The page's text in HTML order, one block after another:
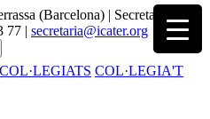
(Barcelona) | Secretaria 93
77 | secretaria@icater.org
COL·LEGIA'T